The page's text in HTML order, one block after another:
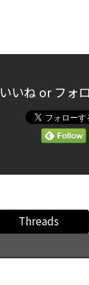
いいね or フォ
Threads